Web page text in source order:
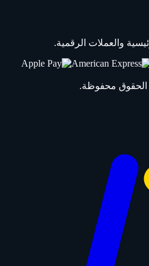
والعملات الرقمية.
الحقوق محفوظة.